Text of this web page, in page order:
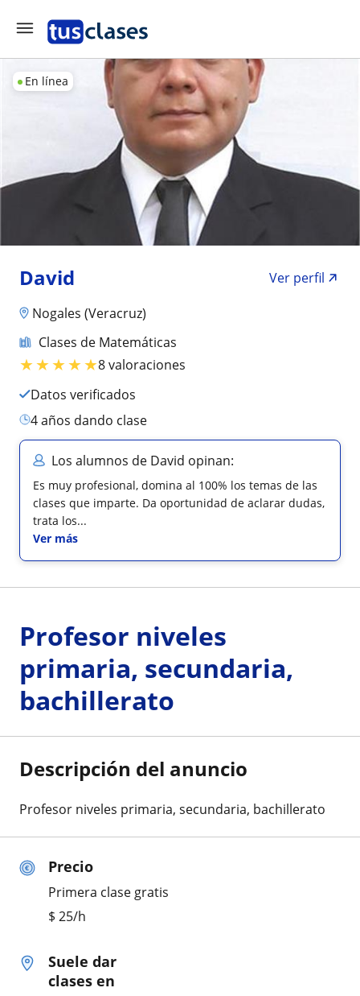
En línea
David
Ver perfil
Nogales (Veracruz)
Clases de Matemáticas
★★★★★8 valoraciones
Datos verificados
4 años dando clase
Los alumnos de David opinan:
Es muy profesional, domina al 100% los temas de las
clases que imparte. Da oportunidad de aclarar dudas,
trata los...
Ver más
Precio
Primera clase gratis
$ 25/h
Suele dar
clases en
Profesor niveles
primaria, secundaria,
bachillerato
Descripción del anuncio
Profesor niveles primaria, secundaria, bachillerato